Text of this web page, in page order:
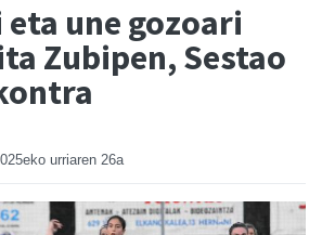
une gozoari
Zubipen, Sestao
urriaren 26a